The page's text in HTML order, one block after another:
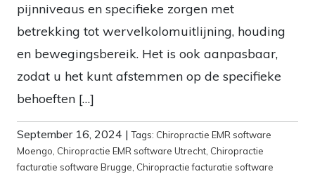
pijnniveaus en specifieke zorgen met
betrekking tot wervelkolomuitlijning, houding
en bewegingsbereik. Het is ook aanpasbaar,
zodat u het kunt afstemmen op de specifieke
behoeften […]
September 16, 2024 |Tags: Chiropractie EMR software
Moengo Chiropractie EMR software Utrecht Chiropractie
facturatie software Brugge Chiropractie facturatie software